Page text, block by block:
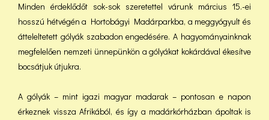
Minden érdeklődőt sok-sok szeretettel várunk március 15.-ei
hosszú hétvégén a Hortobágyi Madárparkba, a meggyógyult és
átteleltetett gólyák szabadon engedésére. A hagyományainknak
megfelelően nemzeti ünnepünkön a gólyákat kokárdával ékesítve
bocsátjuk útjukra.
A gólyák – mint igazi magyar madarak – pontosan e napon
érkeznek vissza Afrikából, és így a madárkórházban ápoltak is